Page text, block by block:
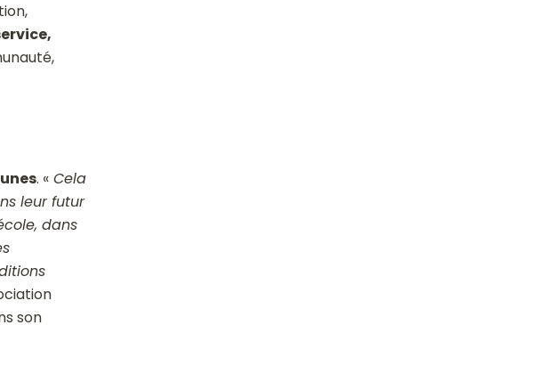
. «Cela
leur futur
dans
son